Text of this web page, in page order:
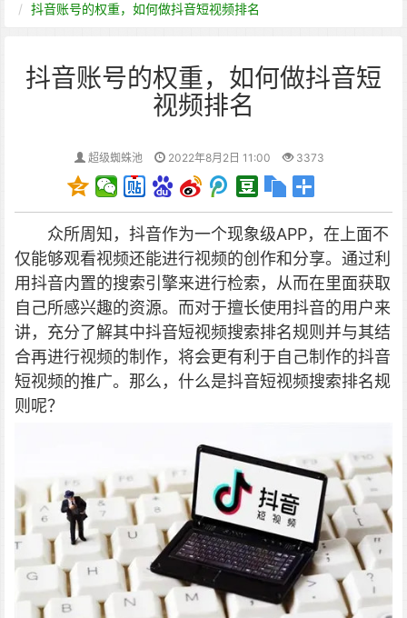
抖音账号的权重，如何做抖音短视频排名
抖音账号的权重，如何做抖音短
视频排名
超级蜘蛛池 2022年8月2日 11:00 3373
众所周知，抖音作为一个现象级APP，在上面不
仅能够观看视频还能进行视频的创作和分享。通过利
用抖音内置的搜索引擎来进行检索，从而在里面获取
自己所感兴趣的资源。而对于擅长使用抖音的用户来
讲，充分了解其中抖音短视频搜索排名规则并与其结
合再进行视频的制作，将会更有利于自己制作的抖音
短视频的推广。那么，什么是抖音短视频搜索排名规
则呢？